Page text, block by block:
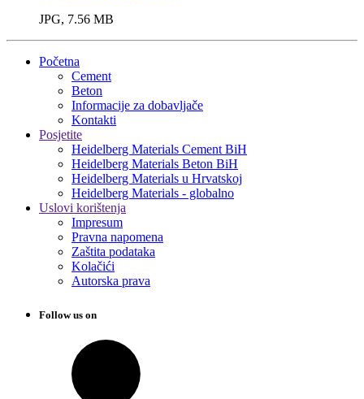
JPG, 7.56 MB
Početna
Cement
Beton
Informacije za dobavljače
Kontakti
Posjetite
Heidelberg Materials Cement BiH
Heidelberg Materials Beton BiH
Heidelberg Materials u Hrvatskoj
Heidelberg Materials - globalno
Uslovi korištenja
Impresum
Pravna napomena
Zaštita podataka
Kolačići
Autorska prava
Follow us on